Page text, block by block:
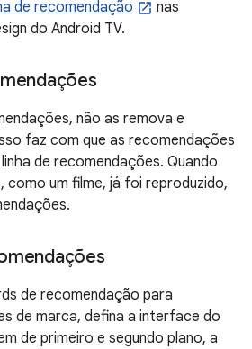
de recomendação
nas
do Android TV.
não as remova e
faz com que as recomendações
de recomendações. Quando
como um filme, já foi reproduzido,
de recomendação para
de marca, defina a interface do
de primeiro e segundo plano, a